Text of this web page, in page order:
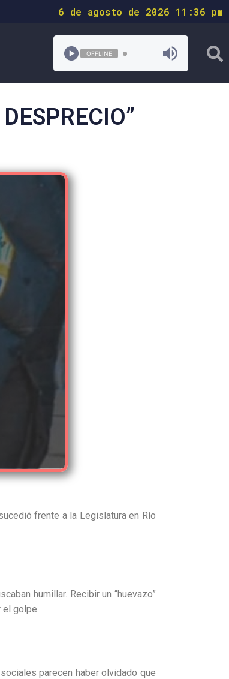
6 de agosto de 2026 11:36 pm
OFFLINE
frente a la Legislatura en Río
humillar. Recibir un “huevazo”
el golpe.
parecen haber olvidado que